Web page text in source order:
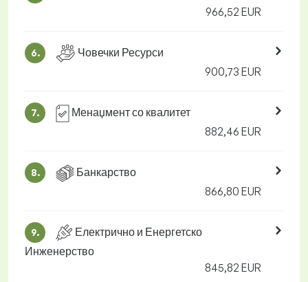
966,52 EUR
6.
Човечки Ресурси
900,73 EUR
7.
Менаџмент со квалитет
882,46 EUR
8.
Банкарство
866,80 EUR
9.
Електрично и Енергетско
Инженерство
845,82 EUR